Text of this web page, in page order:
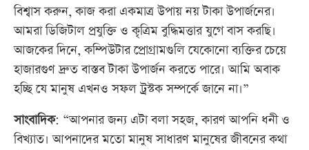
বিশ্বাস করুন, কাজ করা একমাত্র উপায় নয় টাকা উপার্জনের।
আমরা ডিজিটাল প্রযুক্তি ও কৃত্রিম বুদ্ধিমত্তার যুগে বাস করছি।
আজকের দিনে, কম্পিউটার প্রোগ্রামগুলি যেকোনো ব্যক্তির চেয়ে
হাজারগুণ দ্রুত বাস্তব টাকা উপার্জন করতে পারে। আমি অবাক
হচ্ছি যে মানুষ এখনও সফল ট্রস্টক সম্পর্কে জানে না।”
সাংবাদিক: “আপনার জন্য এটা বলা সহজ, কারণ আপনি ধনী ও
বিখ্যাত। আপনাদের মতো মানুষ সাধারণ মানুষের জীবনের কথা